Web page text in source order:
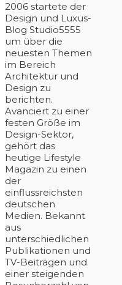
2006 startete der
Design und Luxus-
Blog Studio5555
um über die
neuesten Themen
im Bereich
Architektur und
Design zu
berichten.
Avanciert zu einer
festen Größe im
Design-Sektor,
gehört das
heutige Lifestyle
Magazin zu einen
der
einflussreichsten
deutschen
Medien. Bekannt
aus
unterschiedlichen
Publikationen und
TV-Beiträgen und
einer steigenden